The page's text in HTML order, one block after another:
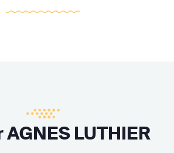
LUTHIER